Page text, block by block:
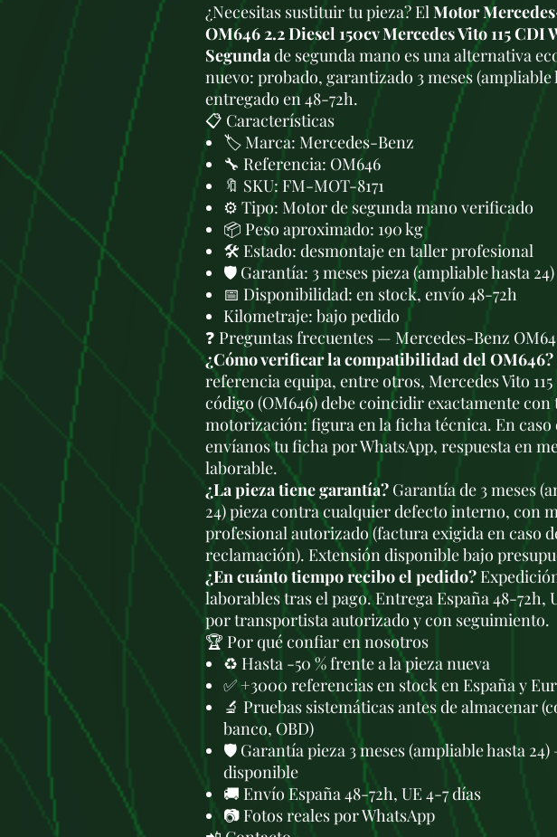
¿Necesitas sustituir tu pieza? ElMotor
OM646 2.2 Diesel 150cv Mercedes Vito 115 CDI
Segundade segunda mano es una alternativa
nuevo: probado, garantizado 3 meses (ampliable
entregado en 48-72h.
📋 Características
🏷️ Marca: Mercedes-Benz
🔧 Referencia: OM646
🔖 SKU: FM-MOT-8171
⚙️ Tipo: Motor de segunda mano verificado
📦 Peso aproximado: 190 kg
🛠 Estado: desmontaje en taller profesional
🛡️ Garantía: 3 meses pieza (ampliable hasta 24)
📅 Disponibilidad: en stock, envío 48-72h
Kilometraje: bajo pedido
❓ Preguntas frecuentes — Mercedes-Benz
¿Cómo verificar la compatibilidad del OM646?
referencia equipa, entre otros, Mercedes Vito 115
código (OM646) debe coincidir exactamente con
motorización: figura en la ficha técnica. En caso
envíanos tu ficha por WhatsApp, respuesta en
laborable.
¿La pieza tiene garantía? Garantía de 3 meses
24) pieza contra cualquier defecto interno, con
profesional autorizado (factura exigida en caso
reclamación). Extensión disponible bajo
¿En cuánto tiempo recibo el pedido?
laborables tras el pago. Entrega España 48-72h,
por transportista autorizado y con seguimiento.
🏆 Por qué confiar en nosotros
♻️ Hasta -50 % frente a la pieza nueva
✅ +3000 referencias en stock en España y
🔬 Pruebas sistemáticas antes de almacenar
banco, OBD)
🛡️ Garantía pieza 3 meses (ampliable hasta
disponible
🚚 Envío España 48-72h, UE 4-7 días
📷 Fotos reales por WhatsApp